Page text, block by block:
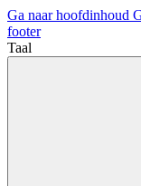
Ga naar hoofdinhoud
footer
Taal